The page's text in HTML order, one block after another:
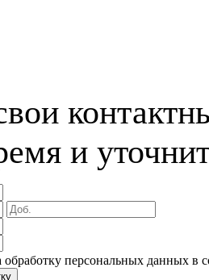
и
обработку персональных данных в